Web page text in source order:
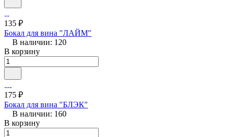
135 ₽
Бокал для вина "ЛАЙМ"
В наличии: 120
В корзину
175 ₽
Бокал для вина "БЛЭК"
В наличии: 160
В корзину